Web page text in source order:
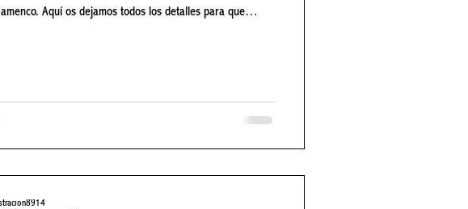
Aquí os dejamos todos los detalles para que